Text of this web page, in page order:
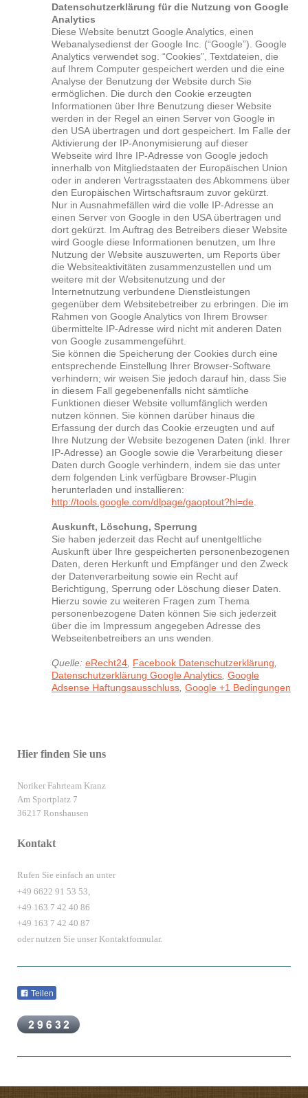
Datenschutzerklärung für die Nutzung von Google
Analytics
Diese Website benutzt Google Analytics, einen
Webanalysedienst der Google Inc. (“Google”). Google
Analytics verwendet sog. “Cookies”, Textdateien, die
auf Ihrem Computer gespeichert werden und die eine
Analyse der Benutzung der Website durch Sie
ermöglichen. Die durch den Cookie erzeugten
Informationen über Ihre Benutzung dieser Website
werden in der Regel an einen Server von Google in
den USA übertragen und dort gespeichert. Im Falle der
Aktivierung der IP-Anonymisierung auf dieser
Webseite wird Ihre IP-Adresse von Google jedoch
innerhalb von Mitgliedstaaten der Europäischen Union
oder in anderen Vertragsstaaten des Abkommens über
den Europäischen Wirtschaftsraum zuvor gekürzt.
Nur in Ausnahmefällen wird die volle IP-Adresse an
einen Server von Google in den USA übertragen und
dort gekürzt. Im Auftrag des Betreibers dieser Website
wird Google diese Informationen benutzen, um Ihre
Nutzung der Website auszuwerten, um Reports über
die Websiteaktivitäten zusammenzustellen und um
weitere mit der Websitenutzung und der
Internetnutzung verbundene Dienstleistungen
gegenüber dem Websitebetreiber zu erbringen. Die im
Rahmen von Google Analytics von Ihrem Browser
übermittelte IP-Adresse wird nicht mit anderen Daten
von Google zusammengeführt.
Sie können die Speicherung der Cookies durch eine
entsprechende Einstellung Ihrer Browser-Software
verhindern; wir weisen Sie jedoch darauf hin, dass Sie
in diesem Fall gegebenenfalls nicht sämtliche
Funktionen dieser Website vollumfänglich werden
nutzen können. Sie können darüber hinaus die
Erfassung der durch das Cookie erzeugten und auf
Ihre Nutzung der Website bezogenen Daten (inkl. Ihrer
IP-Adresse) an Google sowie die Verarbeitung dieser
Daten durch Google verhindern, indem sie das unter
dem folgenden Link verfügbare Browser-Plugin
herunterladen und installieren:
http://tools.google.com/dlpage/gaoptout?hl=de
Auskunft, Löschung, Sperrung
Sie haben jederzeit das Recht auf unentgeltliche
Auskunft über Ihre gespeicherten personenbezogenen
Daten, deren Herkunft und Empfänger und den Zweck
der Datenverarbeitung sowie ein Recht auf
Berichtigung, Sperrung oder Löschung dieser Daten.
Hierzu sowie zu weiteren Fragen zum Thema
personenbezogene Daten können Sie sich jederzeit
über die im Impressum angegeben Adresse des
Webseitenbetreibers an uns wenden.
Quelle: eRecht24 Facebook Datenschutzerklärung
Datenschutzerklärung Google Analytics Google
Adsense Haftungsausschluss Google +1 Bedingungen
Hier finden Sie uns
Noriker Fahrteam Kranz
Am Sportplatz 7
36217 Ronshausen
Kontakt
Rufen Sie einfach an unter
+49 6622 91 53 53,
+49 163 7 42 40 86
+49 163 7 42 40 87
oder nutzen Sie unser Kontaktformular.
Teilen